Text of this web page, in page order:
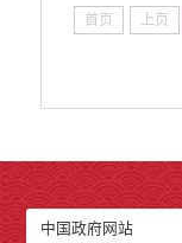
首页 上页
中国政府网站